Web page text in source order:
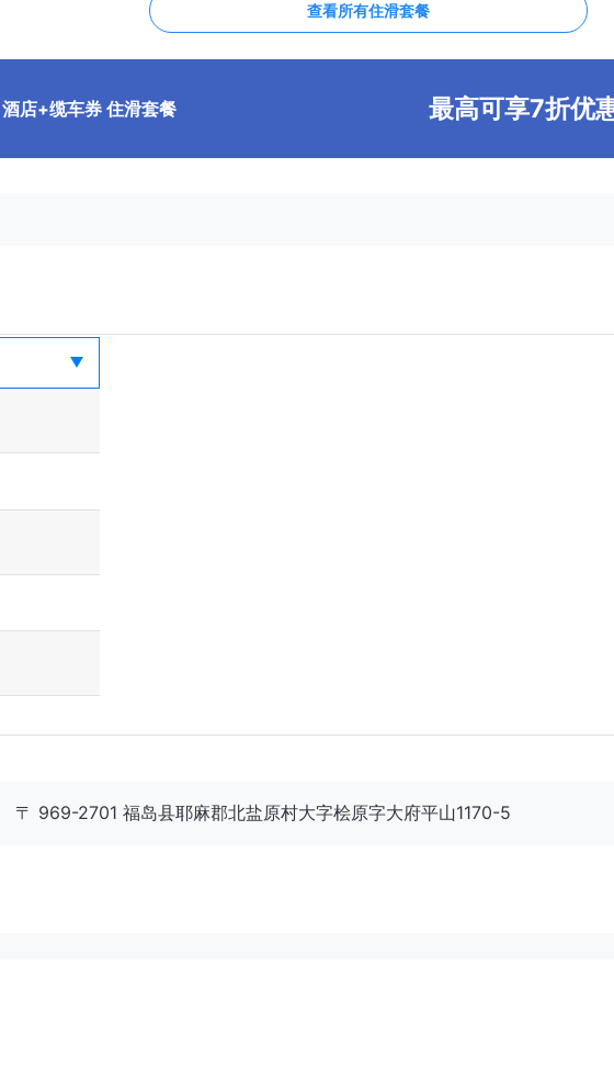
查看所有住滑套餐
酒店+缆车券 住滑套餐 最高可享7折优
〒 969-2701 福岛县耶麻郡北盐原村大字桧原字大府平山1170-5